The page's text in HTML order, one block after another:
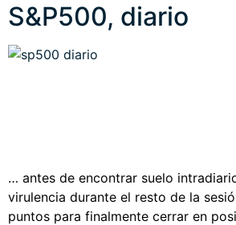
S&P500, diario
… antes de encontrar suelo
virulencia durante el resto de la
puntos para finalmente cerrar en